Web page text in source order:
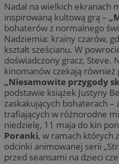
Nadal na wielkich ekranach
inspirowaną kultową grą –
bohaterów z normalnego
Nadziemia: krainy czarów,
kształt sześcianu. W
doświadczony gracz, Steve.
kinomanów czekają
„Niesamowite przygody
podstawie książek Justyny
zaskakujących bohaterach –
trafiających w różnorodne
niedzielę, 11 maja do kin
Poranki, w ramach których
odcinki animowanej serii
przed seansami na dzieci